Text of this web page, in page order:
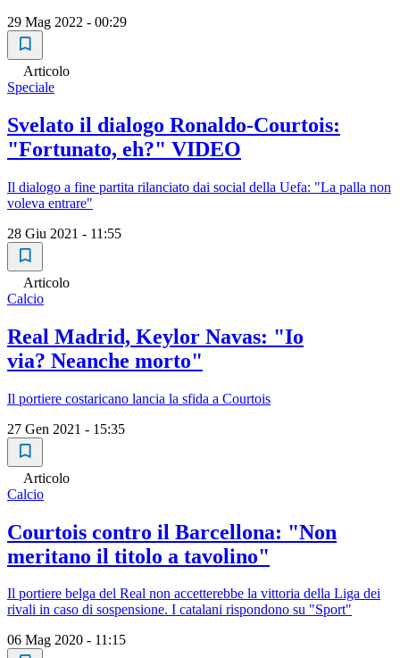
29 Mag 2022 - 00:29
Articolo
Speciale
Svelato il dialogo Ronaldo-Courtois:
"Fortunato, eh?" VIDEO
Il dialogo a fine partita rilanciato dai social della Uefa: "La palla non
voleva entrare"
28 Giu 2021 - 11:55
Articolo
Calcio
Real Madrid, Keylor Navas: "Io
via? Neanche morto"
Il portiere costaricano lancia la sfida a Courtois
27 Gen 2021 - 15:35
Articolo
Calcio
Courtois contro il Barcellona: "Non
meritano il titolo a tavolino"
Il portiere belga del Real non accetterebbe la vittoria della Liga dei
rivali in caso di sospensione. I catalani rispondono su "Sport"
06 Mag 2020 - 11:15